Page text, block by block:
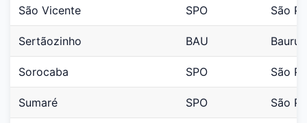
São Vicente SPO São
Sertãozinho BAU Bauru
Sorocaba SPO São
Sumaré SPO São